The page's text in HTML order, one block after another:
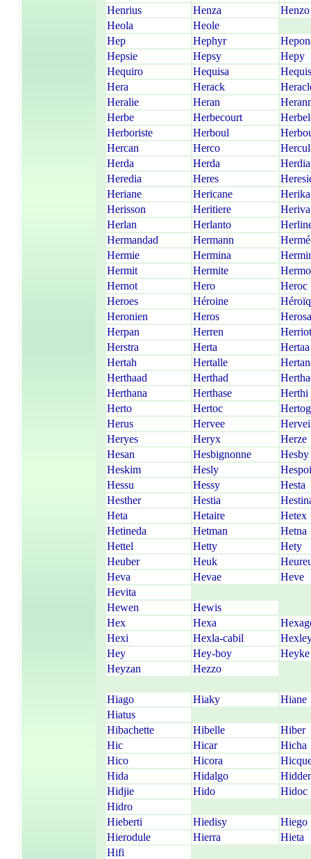
Henrius
Henza
Henzo
Heola
Heole
Hep
Hephyr
Hepsie
Hepsy
Hepy
Hequiro
Hequisa
Hera
Herack
Heralie
Heran
Herbe
Herbecourt
Herboriste
Herboul
Hercan
Herco
Herda
Herda
Heredia
Heres
Heriane
Hericane
Herika
Herisson
Heritiere
Heriva
Herlan
Herlanto
Hermandad
Hermann
Hermie
Hermina
Hermit
Hermite
Hernot
Hero
Heroc
Heroes
Héroine
Heronien
Heros
Herpan
Herren
Herriot
Herstra
Herta
Hertaa
Hertah
Hertalle
Herthaad
Herthad
Herthana
Herthase
Herthi
Herto
Hertoc
Hertog
Herus
Hervee
Heryes
Heryx
Herze
Hesan
Hesbignonne
Hesby
Heskim
Hesly
Hessu
Hessy
Hesta
Hesther
Hestia
Heta
Hetaire
Hetex
Hetineda
Hetman
Hetna
Hettel
Hetty
Hety
Heuber
Heuk
Heva
Hevae
Heve
Hevita
Hewen
Hewis
Hex
Hexa
Hexi
Hexla-cabil
Hey
Hey-boy
Heyke
Heyzan
Hezzo
Hiago Hiaky
Hiane
Hiatus
Hibachette
Hibelle
Hiber
Hic
Hicar
Hicha
Hico
Hicora
Hida
Hidalgo
Hidjie
Hido
Hidoc
Hidro
Hieberti
Hiedisy
Hiego
Hierodule
Hierra
Hieta
Hifi